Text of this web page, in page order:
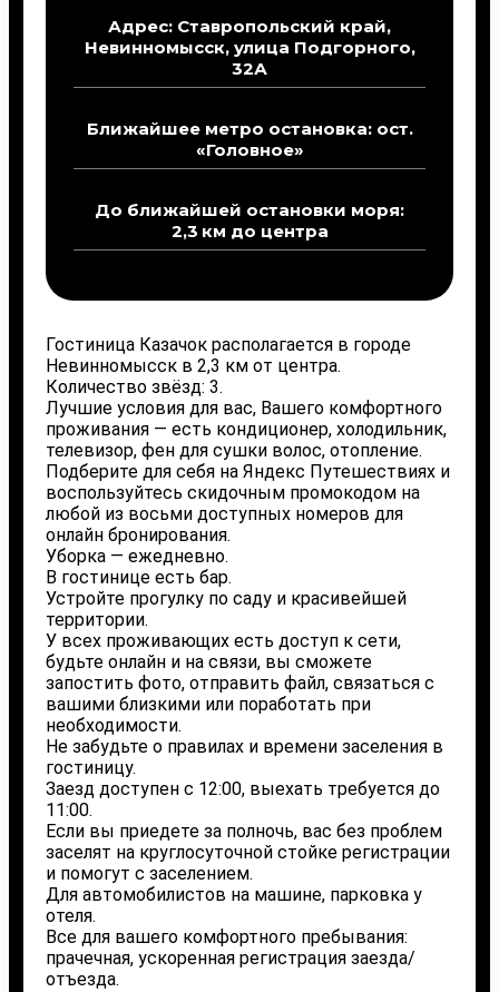
Адрес: Ставропольский край,
Невинномысск, улица Подгорного,
32А
Ближайшее метро остановка: ост.
«Головное»
До ближайшей остановки моря:
2,3 км до центра
Гостиница Казачок располагается в городе
Невинномысск в 2,3 км от центра.
Количество звёзд: 3.
Лучшие условия для вас, Вашего комфортного
проживания — есть кондиционер, холодильник,
телевизор, фен для сушки волос, отопление.
Подберите для себя на Яндекс Путешествиях и
воспользуйтесь скидочным промокодом на
любой из восьми доступных номеров для
онлайн бронирования.
Уборка — ежедневно.
В гостинице есть бар.
Устройте прогулку по саду и красивейшей
территории.
У всех проживающих есть доступ к сети,
будьте онлайн и на связи, вы сможете
запостить фото, отправить файл, связаться с
вашими близкими или поработать при
необходимости.
Не забудьте о правилах и времени заселения в
гостиницу.
Заезд доступен с 12:00, выехать требуется до
11:00.
Если вы приедете за полночь, вас без проблем
заселят на круглосуточной стойке регистрации
и помогут с заселением.
Для автомобилистов на машине, парковка у
отеля.
Все для вашего комфортного пребывания:
прачечная, ускоренная регистрация заезда/
отъезда.